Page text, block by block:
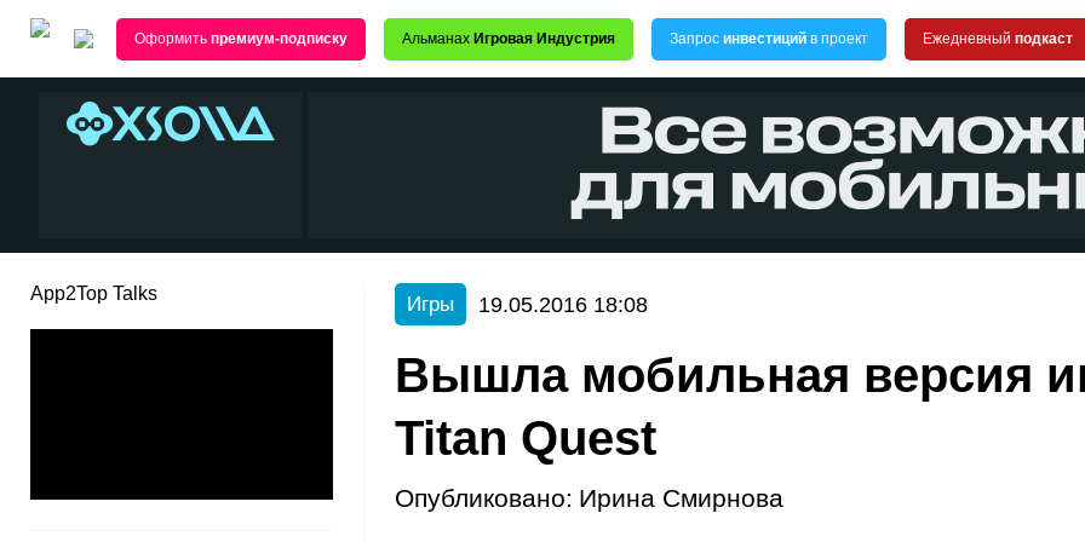
Оформить премиум-подписку Альманах Игровая Индустрия Запрос инвестиций в проект Ежедневный подкаст
App2Top Talks Игры 19.05.2016 18:08
Вышла мобильная версия
Titan Quest
Опубликовано: Ирина Смирнова